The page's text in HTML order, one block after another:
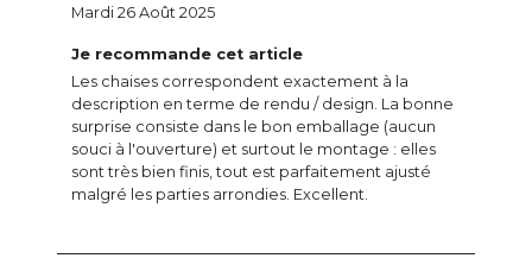
Je recommande cet article
Les chaises correspondent exactement à la
description en terme de rendu / design. La bonne
surprise consiste dans le bon emballage (aucun
souci à l'ouverture) et surtout le montage : elles
sont très bien finis, tout est parfaitement ajusté
malgré les parties arrondies. Excellent.
Mardi 26 Août 2025